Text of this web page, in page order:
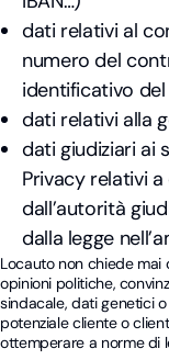
dati relativi al
numero del
identificativo
dati relativi alla
dati giudiziari ai
Privacy relativi
dall’autorità
dalla legge
Locauto non chiede mai
opinioni politiche,
sindacale, dati genetici
potenziale cliente o
ottemperare a norme di